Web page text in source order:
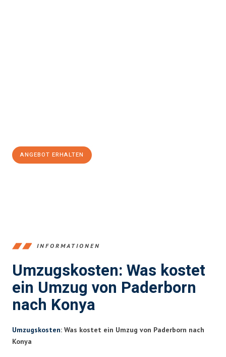
ANGEBOT ERHALTEN
INFORMATIONEN
Umzugskosten: Was kostet
ein Umzug von Paderborn
nach Konya
Umzugskosten: Was kostet ein Umzug von Paderborn nach
Konya